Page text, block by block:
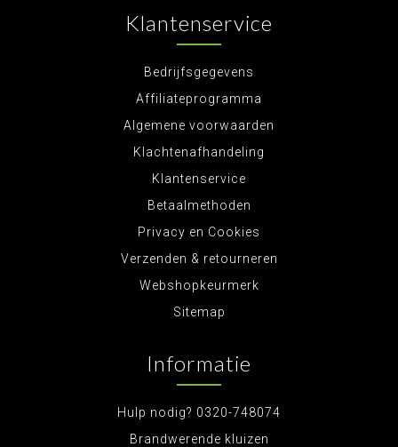
Klantenservice
Bedrijfsgegevens
Affiliateprogramma
Algemene voorwaarden
Klachtenafhandeling
Klantenservice
Betaalmethoden
Privacy en Cookies
Verzenden & retourneren
Webshopkeurmerk
Sitemap
Informatie
Hulp nodig? 0320-748074
Brandwerende kluizen